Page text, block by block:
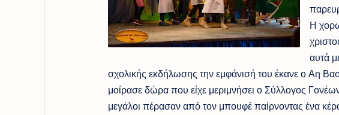
Η
αυτά
σχολικής εκδήλωσης την εμφάνισή του έκανε ο Αη
μοίρασε δώρα που είχε μεριμνήσει ο Σύλλογος
μεγάλοι πέρασαν από τον μπουφέ παίρνοντας ένα